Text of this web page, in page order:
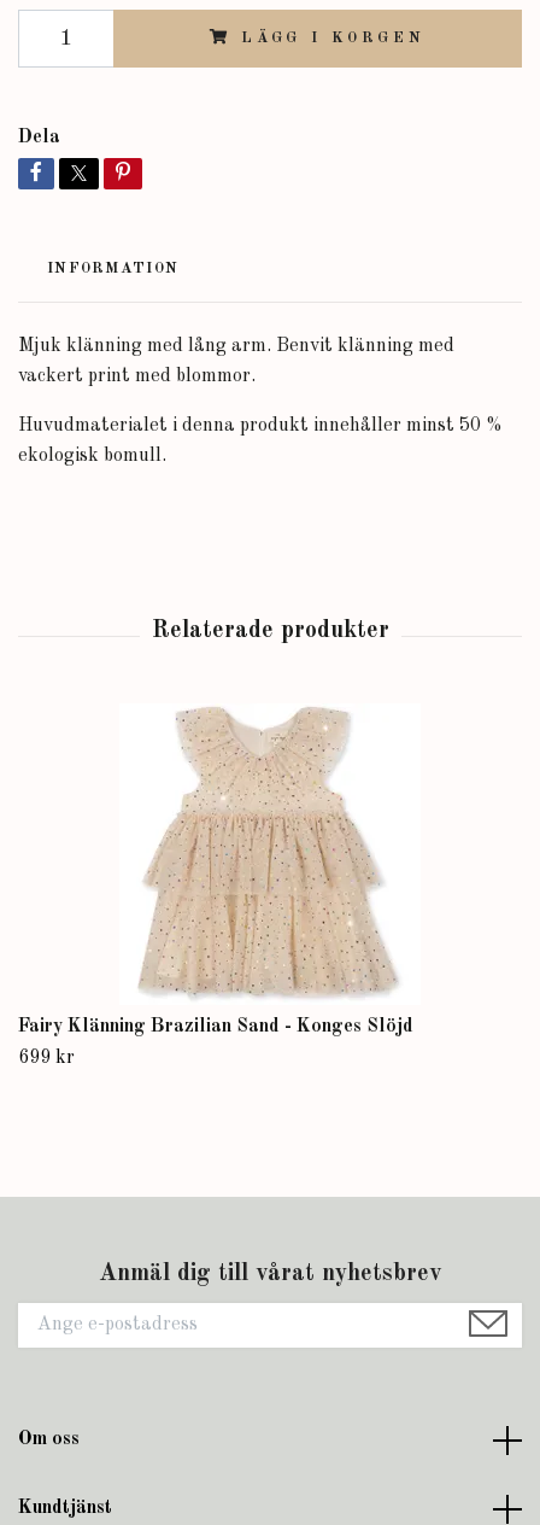
LÄGG I KORGEN
Dela
INFORMATION
Mjuk klänning med lång arm. Benvit klänning med
vackert print med blommor.
Huvudmaterialet i denna produkt innehåller minst 50 %
ekologisk bomull.
Fairy Klänning Brazilian Sand - Konges Slöjd
699 kr
Anmäl dig till vårat nyhetsbrev
Om oss
Kundtjänst